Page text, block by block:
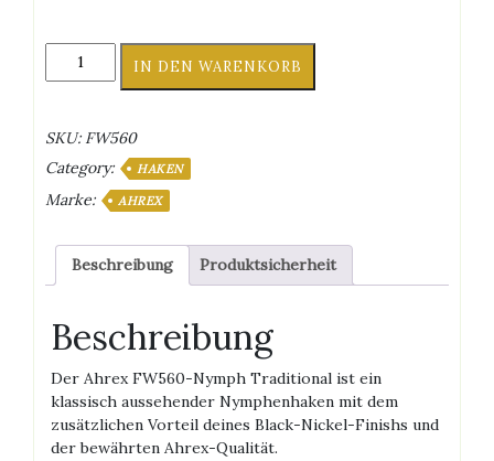
Ahrex
FW560-
Menge
IN DEN WARENKORB
SKU: FW560
Category:
HAKEN
Marke: AHREX
Beschreibung Produktsicherheit
Beschreibung
Der Ahrex FW560-Nymph Traditional ist ein
klassisch aussehender Nymphenhaken mit dem
zusätzlichen Vorteil deines Black-Nickel-Finishs und
der bewährten Ahrex-Qualität.